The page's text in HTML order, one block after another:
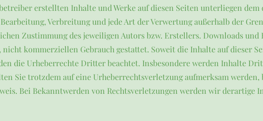
erstellten Inhalte und Werke auf diesen Seiten unterliegen dem
Verbreitung und jede Art der Verwertung außerhalb der
Zustimmung des jeweiligen Autors bzw. Erstellers. Downloads und
kommerziellen Gebrauch gestattet. Soweit die Inhalte auf dieser
die Urheberrechte Dritter beachtet. Insbesondere werden Inhalte
Sie trotzdem auf eine Urheberrechtsverletzung aufmerksam
Bei Bekanntwerden von Rechtsverletzungen werden wir derartige